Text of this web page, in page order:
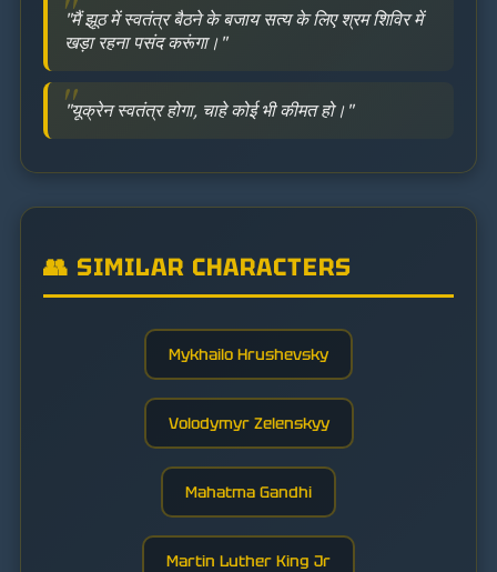
"मैं झूठ में स्वतंत्र बैठने के बजाय सत्य के लिए श्रम शिविर में
खड़ा रहना पसंद करूंगा।"
"यूक्रेन स्वतंत्र होगा, चाहे कोई भी कीमत हो।"
👥 SIMILAR CHARACTERS
Mykhailo Hrushevsky
Volodymyr Zelenskyy
Mahatma Gandhi
Martin Luther King Jr